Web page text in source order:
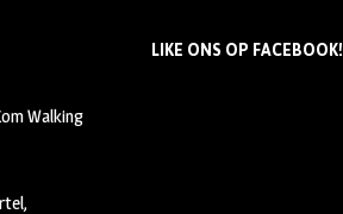
Walking
LIKE ONS OP FACEBOOK!